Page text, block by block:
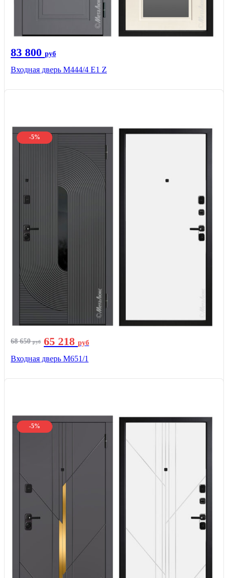
83 800 руб
Входная дверь М444/4 Е1 Z
-5%
68 650руб 65 218 руб
Входная дверь М651/1
-5%